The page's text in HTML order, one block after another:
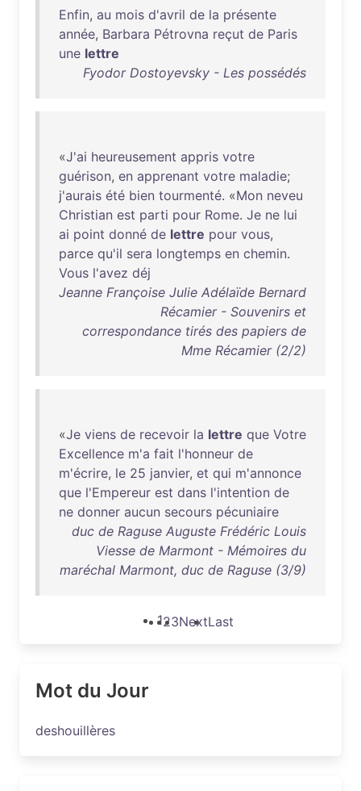
Enfin, au mois d'avril de la présente
année, Barbara Pétrovna reçut de Paris
une lettre
Fyodor Dostoyevsky - Les possédés
«J'ai heureusement appris votre
guérison, en apprenant votre maladie;
j'aurais été bien tourmenté. «Mon neveu
Christian est parti pour Rome. Je ne lui
ai point donné de lettre pour vous,
parce qu'il sera longtemps en chemin.
Vous l'avez déj
Jeanne Françoise Julie Adélaïde Bernard
Récamier - Souvenirs et
correspondance tirés des papiers de
Mme Récamier (2/2)
«Je viens de recevoir la lettre que Votre
Excellence m'a fait l'honneur de
m'écrire, le 25 janvier, et qui m'annonce
que l'Empereur est dans l'intention de
ne donner aucun secours pécuniaire
duc de Raguse Auguste Frédéric Louis
Viesse de Marmont - Mémoires du
maréchal Marmont, duc de Raguse (3/9)
123NextLast
Mot du Jour
deshouillères